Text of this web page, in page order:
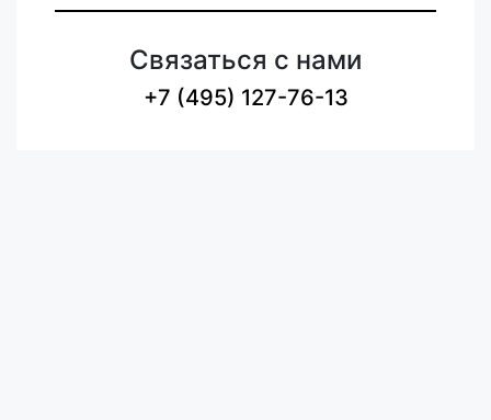
Связаться с нами
+7 (495) 127-76-13